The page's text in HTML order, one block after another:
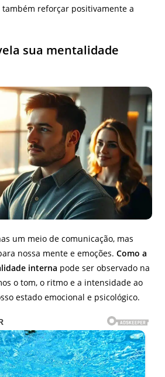
também reforçar positivamente a
sua mentalidade
um meio de comunicação, mas
nossa mente e emoções.Como a
interna pode ser observado na
o tom, o ritmo e a intensidade ao
estado emocional e psicológico.